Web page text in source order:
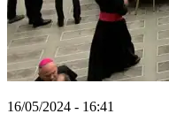
16/05/2024 - 16:41